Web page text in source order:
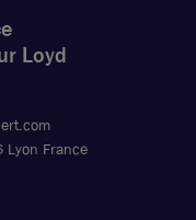
Loyd
France